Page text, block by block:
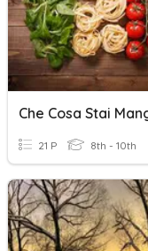
21 P 8th - 10th